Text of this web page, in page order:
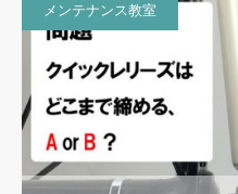
メンテナンス教室